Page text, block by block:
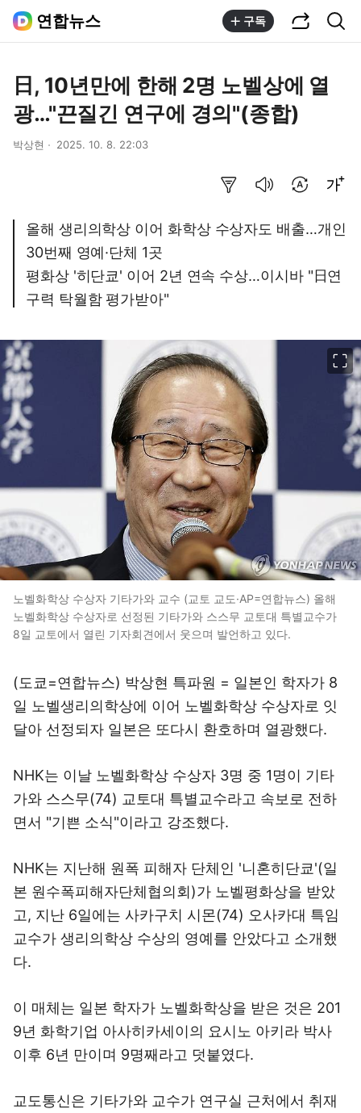
연합뉴스 구독
日, 10년만에 한해 2명 노벨상에 열
광…"끈질긴 연구에 경의"(종합)
박상현 2025. 10. 8. 22:03
올해 생리의학상 이어 화학상 수상자도 배출…개인
30번째 영예·단체 1곳
평화상 '히단쿄' 이어 2년 연속 수상…이시바 "日연
구력 탁월함 평가받아"
노벨화학상 수상자 기타가와 교수 (교토 교도·AP=연합뉴스) 올해
노벨화학상 수상자로 선정된 기타가와 스스무 교토대 특별교수가
8일 교토에서 열린 기자회견에서 웃으며 발언하고 있다.
(도쿄=연합뉴스) 박상현 특파원 = 일본인 학자가 8
일 노벨생리의학상에 이어 노벨화학상 수상자로 잇
달아 선정되자 일본은 또다시 환호하며 열광했다.
NHK는 이날 노벨화학상 수상자 3명 중 1명이 기타
가와 스스무(74) 교토대 특별교수라고 속보로 전하
면서 "기쁜 소식"이라고 강조했다.
NHK는 지난해 원폭 피해자 단체인 '니혼히단쿄'(일
본 원수폭피해자단체협의회)가 노벨평화상을 받았
고, 지난 6일에는 사카구치 시몬(74) 오사카대 특임
교수가 생리의학상 수상의 영예를 안았다고 소개했
다.
이 매체는 일본 학자가 노벨화학상을 받은 것은 201
9년 화학기업 아사히카세이의 요시노 아키라 박사
이후 6년 만이며 9명째라고 덧붙였다.
교도통신은 기타가와 교수가 연구실 근처에서 취재